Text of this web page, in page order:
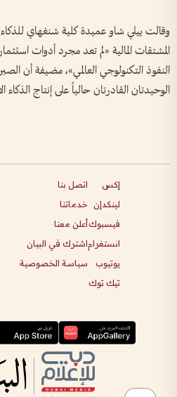
وقالت ييلي شاو عميدة كلية شنغهاي
المشتقات المالية «لم تعد مجرد أدوات
النفوذ التكنولوجي العالمي»، مضيفة أن
الوحيدتان القادرتان حالياً على إنتاج
إكس
لينكدإن
فيسبوك
انستغرام
يوتيوب
تيك توك
اتصل بنا
خدماتنا
أعلن معنا
اشترك في البيان
سياسة الخصوصية